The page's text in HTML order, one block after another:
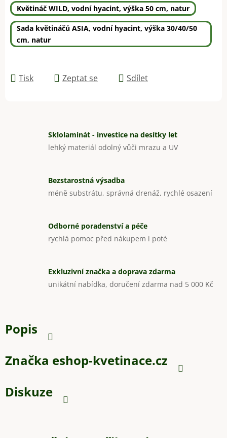
Květináč WILD, vodní hyacint, výška 50 cm, natur
Sada květináčů ASIA, vodní hyacint, výška 30/40/50
cm, natur
Tisk Zeptat se Sdílet
Sklolaminát - investice na desítky let
lehký materiál odolný vůči mrazu a UV
Bezstarostná výsadba
méně substrátu, správná drenáž, rychlé osazení
Odborné poradenství a péče
rychlá pomoc před nákupem i poté
Exkluzivní značka a doprava zdarma
unikátní nabídka, doručení zdarma nad 5 000 Kč
Popis
Značka eshop-kvetinace.cz
Diskuze